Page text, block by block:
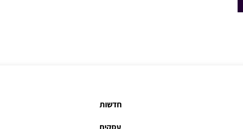
חדשות